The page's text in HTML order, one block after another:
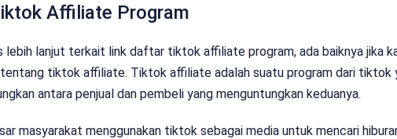
Affiliate Program
lebih lanjut terkait link daftar tiktok affiliate program, ada baiknya jika
tiktok affiliate. Tiktok affiliate adalah suatu program dari tiktok
antara penjual dan pembeli yang menguntungkan keduanya.
masyarakat menggunakan tiktok sebagai media untuk mencari